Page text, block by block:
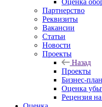
Оценка
Партнерство
Реквизиты
Вакансии
Статьи
Новости
Проекты
Назад
Проекты
Бизнес-
Оценка
Рецензия